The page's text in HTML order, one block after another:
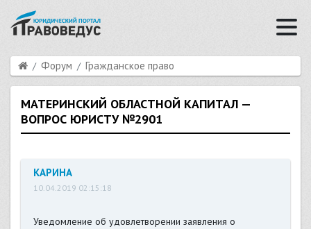
Форум Гражданское право
МАТЕРИНСКИЙ ОБЛАСТНОЙ КАПИТАЛ —
ВОПРОС ЮРИСТУ №2901
КАРИНА
10.04.2019 02:15:18
Уведомление об удовлетворении заявления о